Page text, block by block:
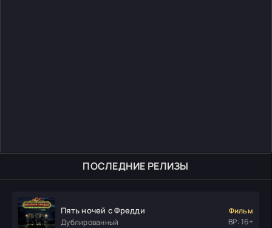
ПОСЛЕДНИЕ РЕЛИЗЫ
Пять ночей с Фредди
Дублированный
Фильм
ВР: 16+